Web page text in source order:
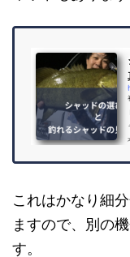
これはかなり細
ますので、別の
す。